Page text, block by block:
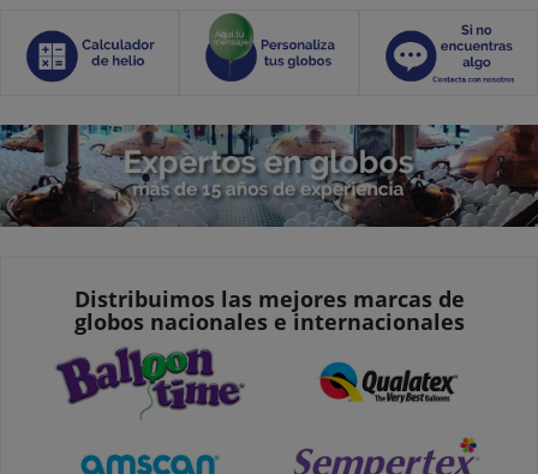
Distribuimos las mejores marcas de
globos nacionales e internacionales